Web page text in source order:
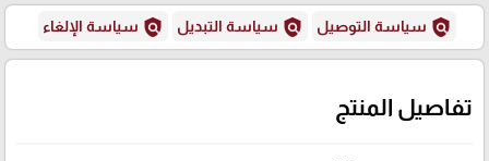
policy سياسة التوصيل policy سياسة التبديل policy سياسة الإلغاء
تفاصيل المنتج